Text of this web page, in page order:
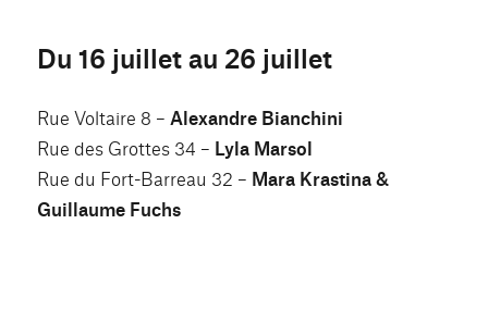
Du 16 juillet au 26 juillet
Rue Voltaire 8 – Alexandre Bianchini
Rue des Grottes 34 – Lyla Marsol
Rue du Fort-Barreau 32 – Mara Krastina &
Guillaume Fuchs